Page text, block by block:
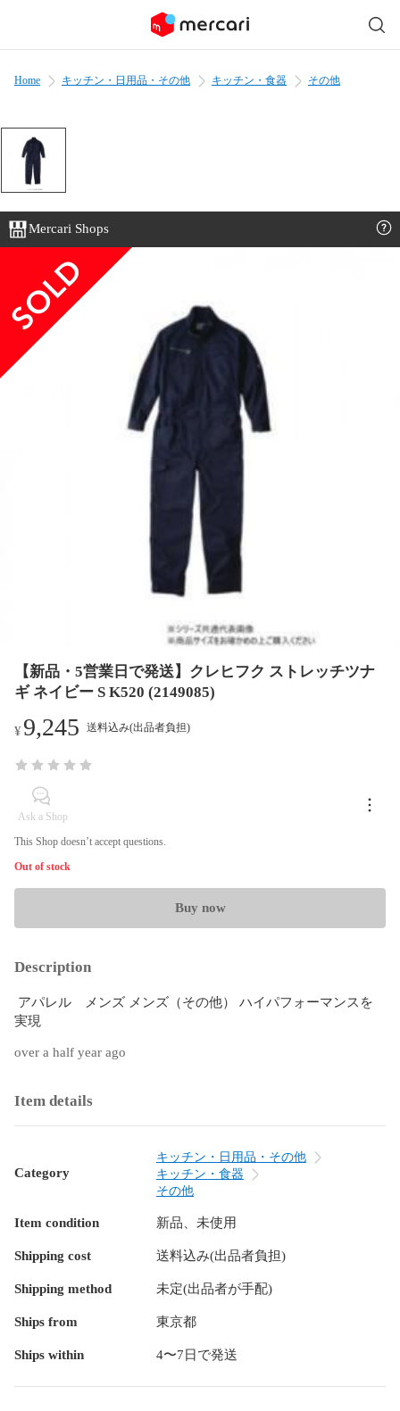
Home キッチン・日用品・その他 キッチン・食器 その他
Mercari Shops
【新品・5営業日で発送】クレヒフク ストレッチツナ
ギ ネイビー S K520 (2149085)
¥9,245 送料込み(出品者負担)
Ask a Shop
This Shop doesn’t accept questions.
Out of stock
Buy now
Description
アパレル　メンズ メンズ（その他） ハイパフォーマンスを
実現
over a half year ago
Item details
Category
キッチン・日用品・その他
キッチン・食器
その他
Item condition 新品、未使用
Shipping cost 送料込み(出品者負担)
Shipping method 未定(出品者が手配)
Ships from 東京都
Ships within 4〜7日で発送